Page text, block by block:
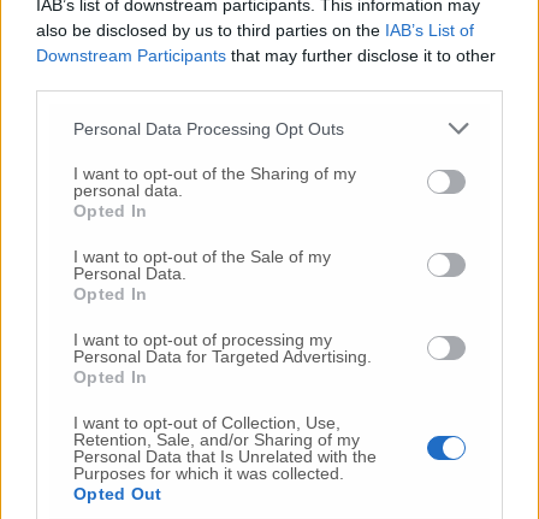
IAB’s list of downstream participants. This information may
also be disclosed by us to third parties on the IAB’s List of
Downstream Participants that may further disclose it to other
Personal Data Processing Opt Outs
I want to opt-out of the Sharing of my
personal data.
Opted In
I want to opt-out of the Sale of my
Personal Data.
Opted In
I want to opt-out of processing my
Personal Data for Targeted Advertising.
Opted In
I want to opt-out of Collection, Use,
Retention, Sale, and/or Sharing of my
Personal Data that Is Unrelated with the
Purposes for which it was collected.
Opted Out
Nessun commento presente
Commenta l'articolo
Gli articoli più letti
24 Lug-Bimbi costretti a colpirsi da soli
-Luigia Fortunato,l’ennesimo femminicidio:
prima la lite, poi la furia col coltello
-Femminicidio a Loreto.Donna uccisa a
coltellate.Fermato il compagno: “L’ho ammazzata”
(Foto-Video)
-